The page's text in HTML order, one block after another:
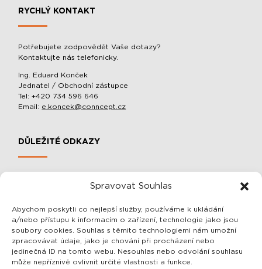
Spravovat Souhlas
Abychom poskytli co nejlepší služby, používáme k ukládání
a/nebo přístupu k informacím o zařízení, technologie jako jsou
soubory cookies. Souhlas s těmito technologiemi nám umožní
zpracovávat údaje, jako je chování při procházení nebo
jedinečná ID na tomto webu. Nesouhlas nebo odvolání souhlasu
může nepříznivě ovlivnit určité vlastnosti a funkce.
RYCHLÝ KONTAKT
Potřebujete zodpovědět Vaše dotazy?
Kontaktujte nás telefonicky.
Ing. Eduard Konček
Jednatel / Obchodní zástupce
Tel: +420 734 596 646
Email: e.koncek@conncept.cz
DŮLEŽITÉ ODKAZY
OCHRANA OSOBNÍCH ÚDAJŮ
OBCHODNÍ PODMÍNKY
SDĚLENÍ PRO VÁS